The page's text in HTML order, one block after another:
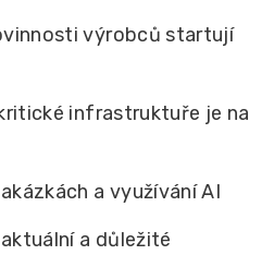
výrobců startují
infrastruktuře je na
a využívání AI
a důležité